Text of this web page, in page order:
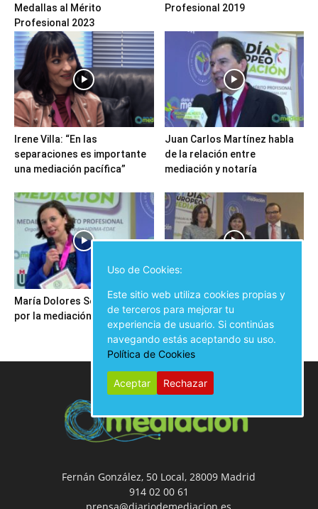
Medallas al Mérito
Profesional 2023
Profesional 2019
Irene Villa: “En las
separaciones es importante
una mediación pacífica”
Juan Carlos Martínez habla
de la relación entre
mediación y notaría
María Dolores Seijo trabaja
por la mediación en Galicia
Ansel Guillamat Rubio: “Hay
que procurar un cambio hacia
una sociedad...
Fernán González, 50 Local, 28009 Madrid
914 02 00 61
Uso de Cookies:
Este sitio web utiliza cookies propias y
de terceros para mejorar tu
experiencia de usuario. Si continúas
navegando estás aceptando su uso.
Política de Cookies
Aceptar Rechazar